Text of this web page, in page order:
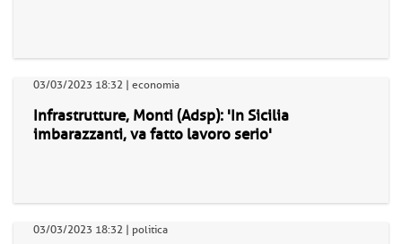
03/03/2023 18:32 | economia
Infrastrutture, Monti (Adsp): 'In Sicilia
imbarazzanti, va fatto lavoro serio'
03/03/2023 18:32 | politica